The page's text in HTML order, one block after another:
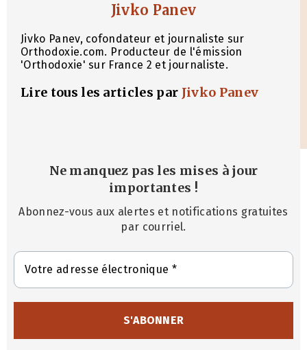
Jivko Panev
Jivko Panev, cofondateur et journaliste sur
Orthodoxie.com. Producteur de l'émission
'Orthodoxie' sur France 2 et journaliste.
Lire tous les articles par Jivko Panev
Ne manquez pas les mises à jour
importantes !
Abonnez-vous aux alertes et notifications gratuites
par courriel.